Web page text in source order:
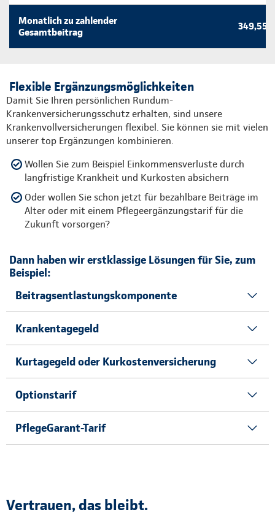
Monatlich zu zahlender
Gesamtbeitrag
349,55 €
Flexible Ergänzungsmöglichkeiten
Damit Sie Ihren persönlichen Rundum-
Krankenversicherungsschutz erhalten, sind unsere
Krankenvollversicherungen flexibel. Sie können sie mit vielen
unserer top Ergänzungen kombinieren.
Wollen Sie zum Beispiel Einkommensverluste durch
langfristige Krankheit und Kurkosten absichern
Oder wollen Sie schon jetzt für bezahlbare Beiträge im
Alter oder mit einem Pflegeergänzungstarif für die
Zukunft vorsorgen?
Dann haben wir erstklassige Lösungen für Sie, zum
Beispiel:
Beitragsentlastungskomponente
Krankentagegeld
Kurtagegeld oder Kurkostenversicherung
Optionstarif
PflegeGarant-Tarif
Vertrauen, das bleibt.